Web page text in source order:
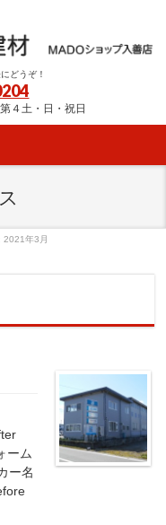
どうぞ！
土・日・祝日
2021年3月
ーム
ー名